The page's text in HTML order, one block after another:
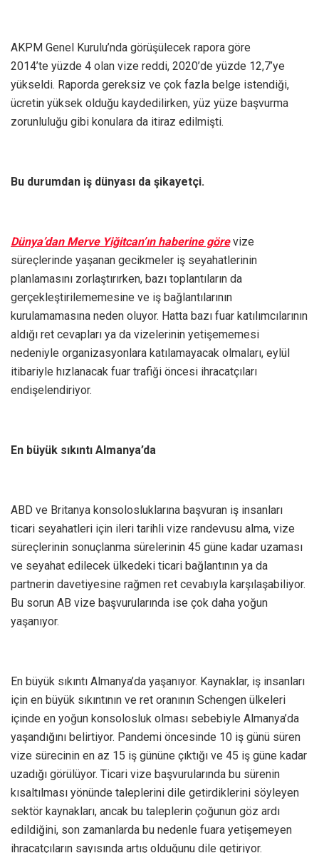
AKPM Genel Kurulu’nda görüşülecek rapora göre
2014’te yüzde 4 olan vize reddi, 2020’de yüzde 12,7’ye
yükseldi. Raporda gereksiz ve çok fazla belge istendiği,
ücretin yüksek olduğu kaydedilirken, yüz yüze başvurma
zorunluluğu gibi konulara da itiraz edilmişti.
Bu durumdan iş dünyası da şikayetçi.
Dünya’dan Merve Yiğitcan’ın haberine görevize
süreçlerinde yaşanan gecikmeler iş seyahatlerinin
planlamasını zorlaştırırken, bazı toplantıların da
gerçekleştirilememesine ve iş bağlantılarının
kurulamamasına neden oluyor. Hatta bazı fuar katılımcılarının
aldığı ret cevapları ya da vizelerinin yetişememesi
nedeniyle organizasyonlara katılamayacak olmaları, eylül
itibariyle hızlanacak fuar trafiği öncesi ihracatçıları
endişelendiriyor.
En büyük sıkıntı Almanya’da
ABD ve Britanya konsolosluklarına başvuran iş insanları
ticari seyahatleri için ileri tarihli vize randevusu alma, vize
süreçlerinin sonuçlanma sürelerinin 45 güne kadar uzaması
ve seyahat edilecek ülkedeki ticari bağlantının ya da
partnerin davetiyesine rağmen ret cevabıyla karşılaşabiliyor.
Bu sorun AB vize başvurularında ise çok daha yoğun
yaşanıyor.
En büyük sıkıntı Almanya’da yaşanıyor. Kaynaklar, iş insanları
için en büyük sıkıntının ve ret oranının Schengen ülkeleri
içinde en yoğun konsolosluk olması sebebiyle Almanya’da
yaşandığını belirtiyor. Pandemi öncesinde 10 iş günü süren
vize sürecinin en az 15 iş gününe çıktığı ve 45 iş güne kadar
uzadığı görülüyor. Ticari vize başvurularında bu sürenin
kısaltılması yönünde taleplerini dile getirdiklerini söyleyen
sektör kaynakları, ancak bu taleplerin çoğunun göz ardı
edildiğini, son zamanlarda bu nedenle fuara yetişemeyen
ihracatçıların sayısında artış olduğunu dile getiriyor.